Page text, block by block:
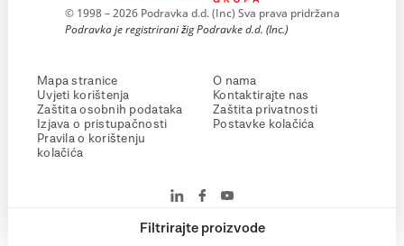
Filtrirajte proizvode
© 1998 – 2026 Podravka d.d. (Inc) Sva prava pridržana
Podravka je registrirani žig Podravke d.d. (Inc.)
Mapa stranice
Uvjeti korištenja
Zaštita osobnih podataka
Izjava o pristupačnosti
Pravila o korištenju
kolačića
O nama
Kontaktirajte nas
Zaštita privatnosti
Postavke kolačića